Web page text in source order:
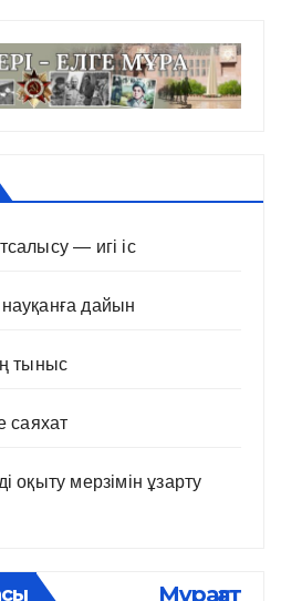
— игі іс
дайын
тыныс
саяхат
оқыту мерзімін ұзарту
Мұрағат